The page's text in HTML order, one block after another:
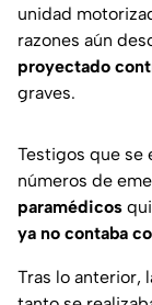
unidad
razones aún
proyectado
graves.
Testigos que se
números de
paramédicos
ya no contaba
Tras lo anterior,